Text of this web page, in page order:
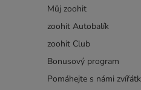
Můj zoohit
zoohit Autobalík
zoohit Club
Bonusový program
Pomáhejte s námi